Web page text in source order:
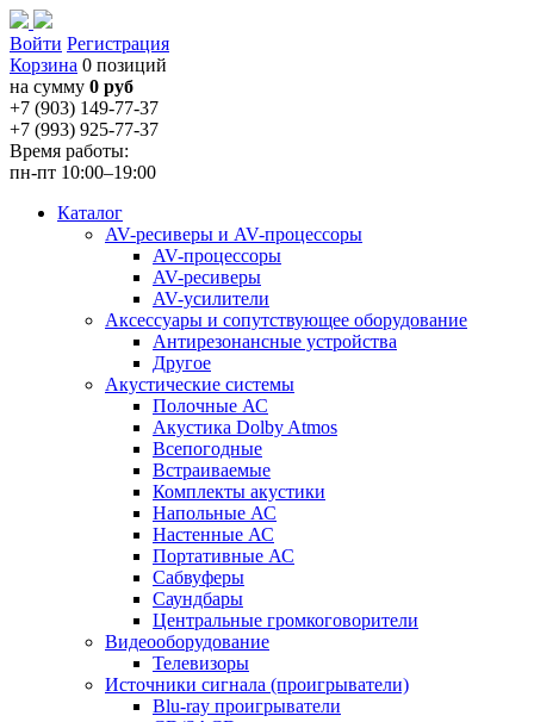
Войти Регистрация
Корзина 0 позиций
на сумму 0 руб
+7 (903) 149-77-37
+7 (993) 925-77-37
Время работы:
пн-пт 10:00–19:00
Каталог
AV-ресиверы и AV-процессоры
AV-процессоры
AV-ресиверы
AV-усилители
Аксессуары и сопутствующее оборудование
Антирезонансные устройства
Другое
Акустические системы
Полочные АС
Акустика Dolby Atmos
Всепогодные
Встраиваемые
Комплекты акустики
Напольные АС
Настенные АС
Портативные АС
Сабвуферы
Саундбары
Центральные громкоговорители
Видеооборудование
Телевизоры
Источники сигнала (проигрыватели)
Blu-ray проигрыватели